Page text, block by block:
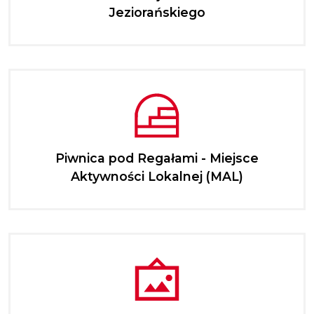
Jeziorańskiego
Piwnica pod Regałami - Miejsce
Aktywności Lokalnej (MAL)